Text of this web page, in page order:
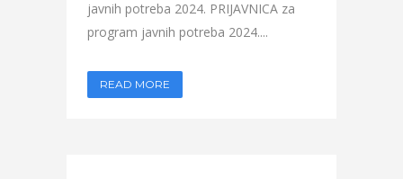
javnih potreba 2024. PRIJAVNICA za
program javnih potreba 2024....
READ MORE